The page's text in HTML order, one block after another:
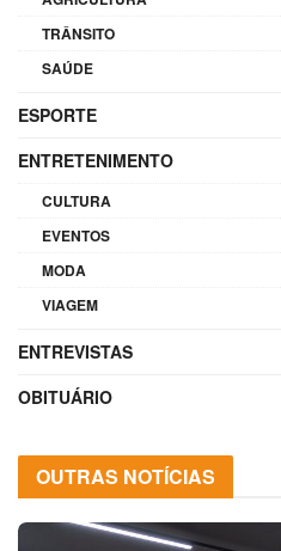
TRÂNSITO
SAÚDE
ESPORTE
ENTRETENIMENTO
CULTURA
EVENTOS
MODA
VIAGEM
ENTREVISTAS
OBITUÁRIO
OUTRAS NOTÍCIAS